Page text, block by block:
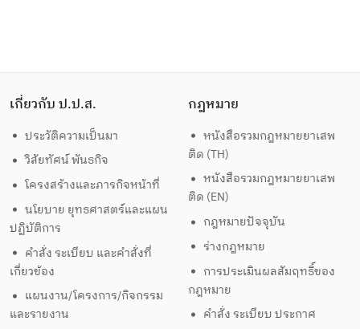
เกี่ยวกับ ป.ป.ส.
ประวัติความเป็นมา
วิสัยทัศน์ พันธกิจ
โครงสร้างและภารกิจหน้าที่
นโยบาย ยุทธศาสตร์และแผน
ปฏิบัติการ
คำสั่ง ระเบียบ และคำสั่งที่
เกี่ยวข้อง
แผนงาน/โครงการ/กิจกรรม
และรายงาน
กฎหมาย
หนังสือรวมกฎหมายยาเสพ
ติด (TH)
หนังสือรวมกฎหมายยาเสพ
ติด (EN)
กฎหมายปัจจุบัน
ร่างกฎหมาย
การประเมินผลสัมฤทธิ์ของ
กฎหมาย
คำสั่ง ระเบียบ ประกาศ